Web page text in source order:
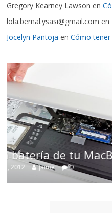
Gregory Kearney Lawson en
lola.bernal.ysasi@gmail.com en
Jocelyn Pantoja enCómo
Mac OS X
10